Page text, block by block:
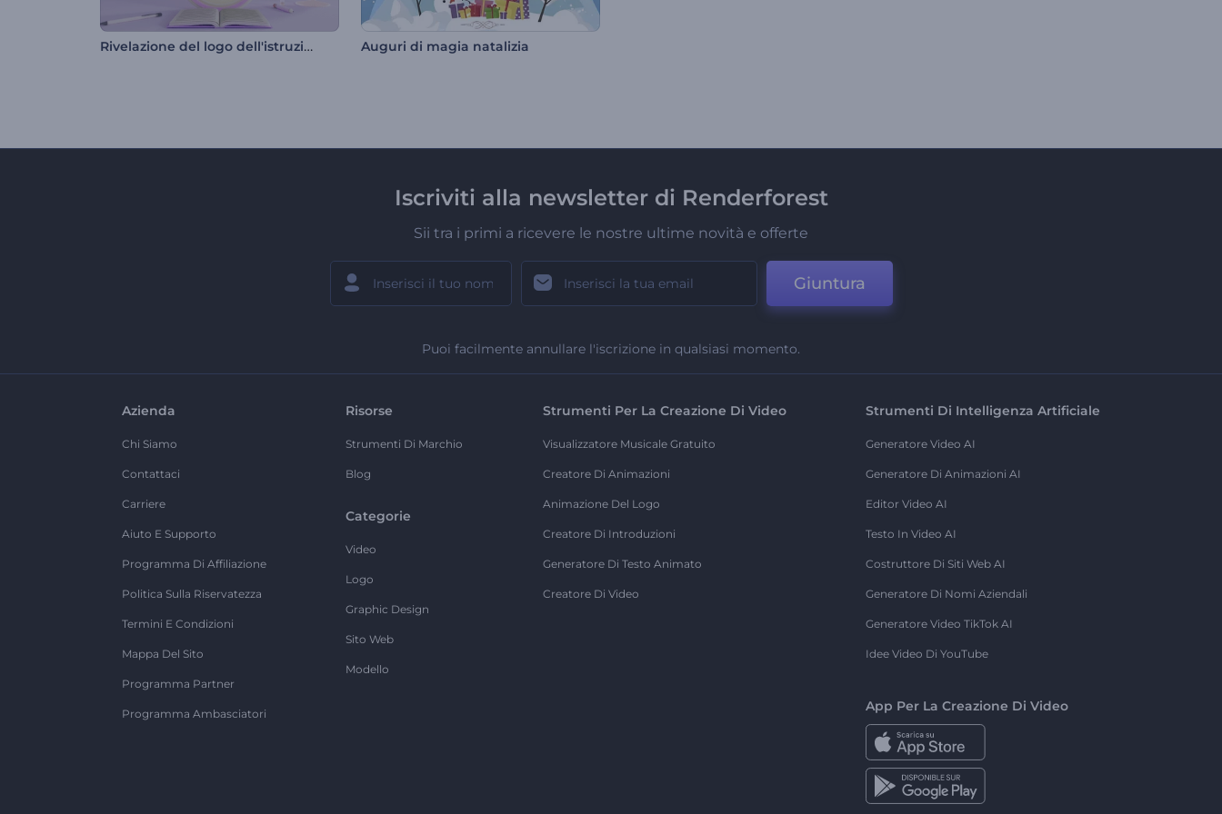
Rivelazione del logo dell'istruzione Auguri di magia natalizia
Iscriviti alla newsletter di Renderforest
Sii tra i primi a ricevere le nostre ultime novità e offerte
Giuntura
Puoi facilmente annullare l'iscrizione in qualsiasi momento.
Azienda
Chi Siamo
Contattaci
Carriere
Aiuto E Supporto
Programma Di Affiliazione
Politica Sulla Riservatezza
Termini E Condizioni
Mappa Del Sito
Programma Partner
Programma Ambasciatori
Risorse
Strumenti Di Marchio
Blog
Categorie
Video
Logo
Graphic Design
Sito Web
Modello
Strumenti Per La Creazione Di Video
Visualizzatore Musicale Gratuito
Creatore Di Animazioni
Animazione Del Logo
Creatore Di Introduzioni
Generatore Di Testo Animato
Creatore Di Video
Strumenti Di Intelligenza Artificiale
Generatore Video AI
Generatore Di Animazioni AI
Editor Video AI
Testo In Video AI
Costruttore Di Siti Web AI
Generatore Di Nomi Aziendali
Generatore Video TikTok AI
Idee Video Di YouTube
App Per La Creazione Di Video